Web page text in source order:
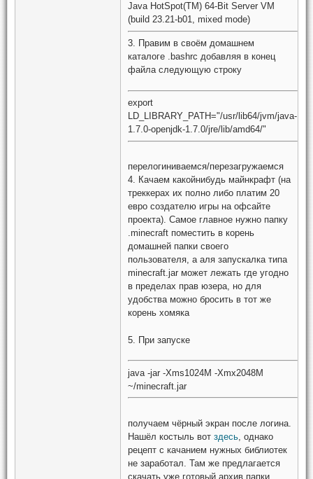
Java HotSpot(TM) 64-Bit Server VM
(build 23.21-b01, mixed mode)
3. Правим в своём домашнем
каталоге .bashrc добавляя в конец
файла следующую строку
export
LD_LIBRARY_PATH="/usr/lib64/jvm/java-
1.7.0-openjdk-1.7.0/jre/lib/amd64/"
перелогиниваемся/перезагружаемся
4. Качаем какойнибудь майнкрафт (на
треккерах их полно либо платим 20
евро создателю игры на офсайте
проекта). Самое главное нужно папку
.minecraft поместить в корень
домашней папки своего
пользователя, а аля запускалка типа
minecraft.jar может лежать где угодно
в пределах прав юзера, но для
удобства можно бросить в тот же
корень хомяка
5. При запуске
java -jar -Xms1024M -Xmx2048M
~/minecraft.jar
получаем чёрный экран после логина.
Нашёл костыль вот здесь , однако
рецепт с качанием нужных библиотек
не заработал. Там же предлагается
скачать уже готовый архив папки